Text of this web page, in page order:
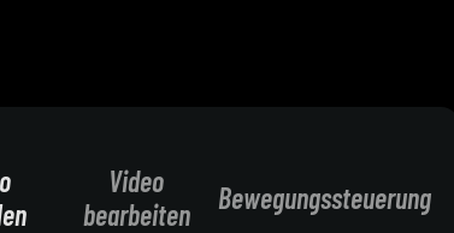
Video
bearbeiten
Bewegungssteuerung